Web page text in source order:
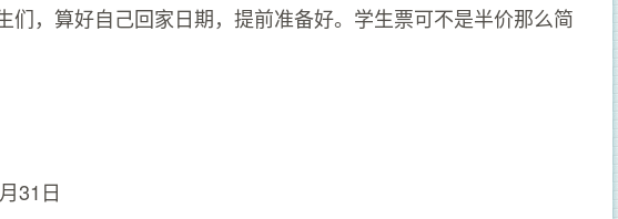
们，算好自己回家日期，提前准备好。学生票可不是半价那么简
31日